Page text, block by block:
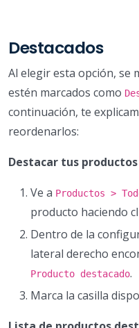
Destacados
Al elegir esta opción, se
estén marcados como
continuación, te
reordenarlos:
Destacar tus productos
Ve a Productos >
producto haciendo
Dentro de la
lateral derecho
Producto destacado.
Marca la casilla